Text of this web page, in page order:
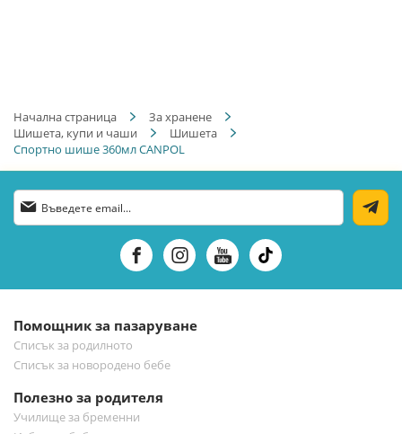
Начална страница
За хранене
Шишета, купи и чаши
Шишета
Спортно шише 360мл CANPOL
Абонирай
се
бюлетин:
Помощник за пазаруване
Списък за родилното
Списък за новородено бебе
Полезно за родителя
Училище за бременни